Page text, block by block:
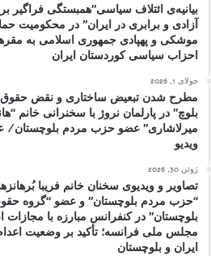
بیانیه‌ی ائتلاف سیاسی”همبستگی فراگیر
آزادی و برابری در ایران” در محکومیت
موشکی و پهپادی جمهوری اسلامی به
احزاب سیاسی کوردستان ایران
جولای 1, 2026
مطرح شدن تبعیض ساختاری و نقض
بلوچ” در پارلمان نروژ با سخنرانی خانم
میرلاشاری” عضو حزب مردم
ویدیو
ژوئن 30, 2026
تصاویر و ویدیوی سخنان خانم فریبا
“حزب مردم بلوچستان” و عضو “گروه
بلوچستان” در کنفرانس مبارزه با مجازات
مجلس ملی فرانسه؛ تأکید بر وضعیت
ایران و بلوچستان